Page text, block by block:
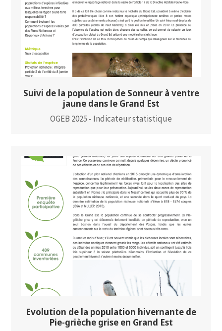
Suivi de la population de Sonneur à ventre
jaune dans le Grand Est
OGEB 2025 - Indicateur statistique
Evolution de la population hivernante de
Pie-grièche grise en Grand Est